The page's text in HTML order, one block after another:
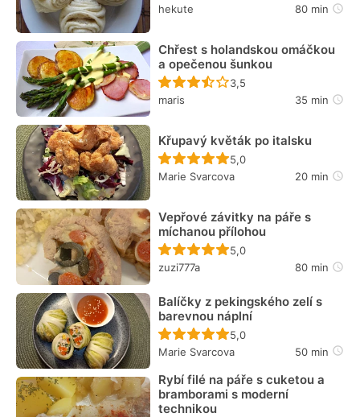
hekute
80 min
Chřest s holandskou omáčkou
a opečenou šunkou
Recept ještě nebyl
3,5
maris
35 min
Křupavý květák po italsku
Recept ještě nebyl
5,0
Marie Svarcova
20 min
Vepřové závitky na páře s
míchanou přílohou
Recept ještě nebyl
5,0
zuzi777a
80 min
Balíčky z pekingského zelí s
barevnou náplní
Recept ještě nebyl
5,0
Marie Svarcova
50 min
Rybí filé na páře s cuketou a
bramborami s moderní
technikou